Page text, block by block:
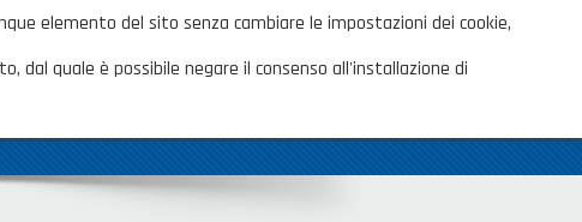
AREA CLIENTI
CATALOGHI
elemento del sito senza cambiare le impostazioni dei cookie,
dal quale è possibile negare il consenso all'installazione di